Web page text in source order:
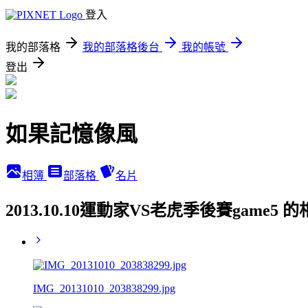
登入
我的部落格 我的部落格後台
我的帳號
登出
如果記憶像風
相簿 部落格 名片
2013.10.10運動家VS老虎季後賽game5 的
IMG_20131010_203838299.jpg